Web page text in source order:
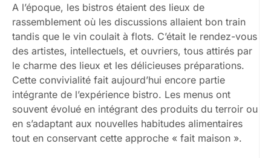
A l’époque, les bistros étaient des lieux de
rassemblement où les discussions allaient bon train
tandis que le vin coulait à flots. C’était le rendez-vous
des artistes, intellectuels, et ouvriers, tous attirés par
le charme des lieux et les délicieuses préparations.
Cette convivialité fait aujourd’hui encore partie
intégrante de l’expérience bistro. Les menus ont
souvent évolué en intégrant des produits du terroir ou
en s’adaptant aux nouvelles habitudes alimentaires
tout en conservant cette approche « fait maison ».